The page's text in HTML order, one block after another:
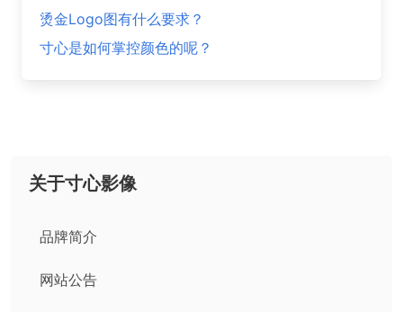
烫金Logo图有什么要求？
寸心是如何掌控颜色的呢？
关于寸心影像
品牌简介
网站公告